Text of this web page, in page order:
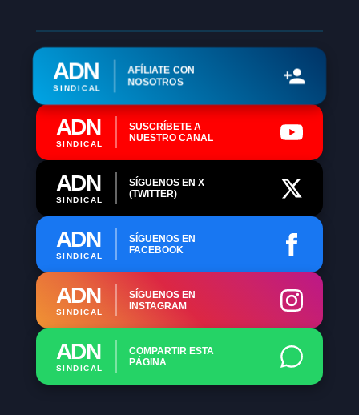
ADN
SINDICAL
AFÍLIATE CON
NOSOTROS
ADN
SINDICAL
SUSCRÍBETE A
NUESTRO CANAL
ADN
SINDICAL
SÍGUENOS EN X
(TWITTER)
ADN
SINDICAL
SÍGUENOS EN
FACEBOOK
ADN
SINDICAL
SÍGUENOS EN
INSTAGRAM
ADN
SINDICAL
COMPARTIR ESTA
PÁGINA